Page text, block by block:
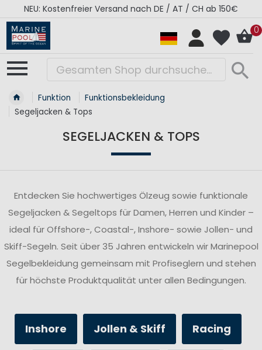
Kostenfreier Versand nach DE / AT / CH ab 150€
0
Funktion
Funktionsbekleidung
Segeljacken & Tops
SEGELJACKEN & TOPS
Entdecken Sie hochwertiges Ölzeug sowie funktionale
Segeljacken & Segeltops für Damen, Herren und Kinder –
ideal für Offshore-, Coastal-, Inshore- sowie Jollen- und
Skiff-Segeln. Seit über 35 Jahren entwickeln wir Marinepool
Segelbekleidung gemeinsam mit Profiseglern und stehen
für höchste Produktqualität unter allen Bedingungen.
Inshore Jollen & Skiff Racing